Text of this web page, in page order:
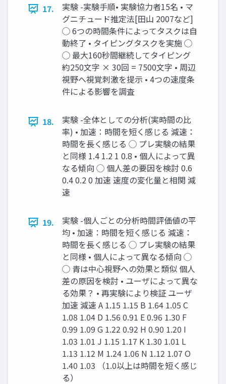
17.
実験 -実験手順• 実験協力者15名 • マ
グニチュード推定法[田山 2007など]
◯ 6つの時間条件によってタスクは自
動終了 • タイピングタスクを実施 ◯
◯ 最大160秒間継続してタイピング
約250文字 × 30回 = 7500文字 • 周辺
視野へ視覚刺激を提示 • 4つの速度条
件による影響を調査
18.
実験 -全体としての分析(実時間の比
率) • 加速：時間を短く感じる 減速：
時間を長く感じる ◯ プレ実験の結果
と同様 1.4 1.2 1 0.8 • 個人によって異
なる傾向 ◯ 個人差の要因を検討 0.6
0.4 0.2 0 加速 速度の変化量と相関 減
速
19.
実験 -個人ごとの分析時間評価値の平
均 • 加速：時間を短く感じる 減速：
時間を長く感じる ◯ プレ実験の結果
と同様 • 個人によって異なる傾向 ◯
◯ 青は中心視野への効果と類似 個人
差の原因を検討 • ユーザによって異な
る効果？ • 再実験により検証 ユーザ
加速 減速 A 1.15 1.15 B 1.64 1.05 C
1.08 1.04 D 1.56 0.91 E 0.96 1.30 F
0.99 1.09 G 1.22 0.92 H 0.90 1.20 I
1.03 1.01 J 1.15 1.17 K 1.30 1.01 L
1.13 1.12 M 1.24 1.06 N 1.12 1.07 O
1.40 1.03 （1.0以上は時間を短く感じ
る）